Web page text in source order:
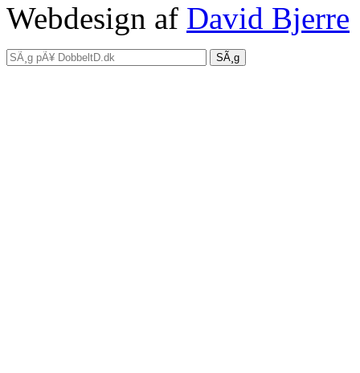
Webdesign af David Bjerre
SÃ¸g